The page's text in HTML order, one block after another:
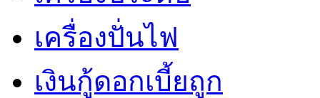
เครื่องปั่นไฟ
เงินกู้ดอกเบี้ยถูก